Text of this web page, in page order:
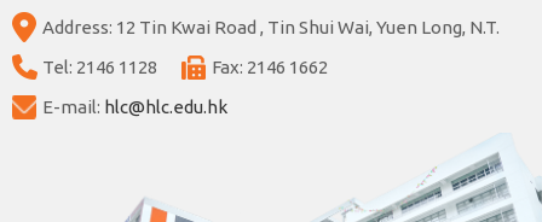
Address: 12 Tin Kwai Road , Tin Shui Wai, Yuen Long, N.T.
Tel: 2146 1128
Fax: 2146 1662
E-mail: hlc@hlc.edu.hk